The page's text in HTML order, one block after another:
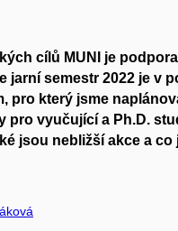
cílů MUNI je
jarní semestr 2022 je v
pro který jsme
pro vyučující a Ph.D.
jsou nebližší akce a co